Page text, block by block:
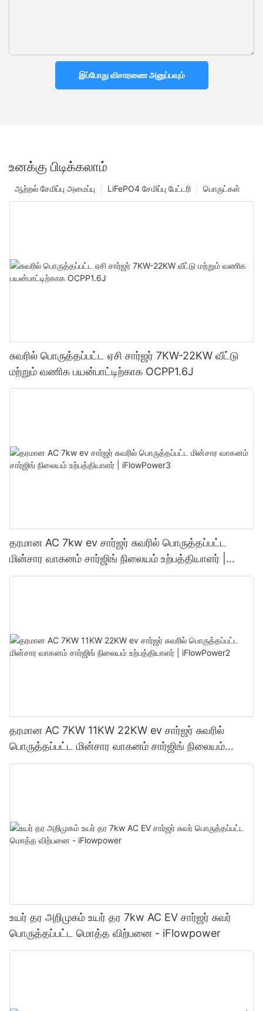
இப்போது விசாரணை அனுப்பவும்
உனக்கு பிடிக்கலாம்
பொருட்கள்
LiFePO4 சேமிப்பு பேட்டரி
ஆற்றல் சேமிப்பு அமைப்பு
சுவரில் பொருத்தப்பட்ட ஏசி சார்ஜர் 7KW-22KW வீட்டு
மற்றும் வணிக பயன்பாட்டிற்காக OCPP1.6J
தரமான AC 7kw ev சார்ஜர் சுவரில் பொருத்தப்பட்ட
மின்சார வாகனம் சார்ஜிங் நிலையம் உற்பத்தியாளர் |
iFlowPower3
தரமான AC 7KW 11KW 22KW ev சார்ஜர் சுவரில்
பொருத்தப்பட்ட மின்சார வாகனம் சார்ஜிங் நிலையம்
உற்பத்தியாளர் | iFlowPower2
உயர் தர அறிமுகம் உயர் தர 7kw AC EV சார்ஜர் சுவர்
பொருத்தப்பட்ட மொத்த விற்பனை - iFlowpower